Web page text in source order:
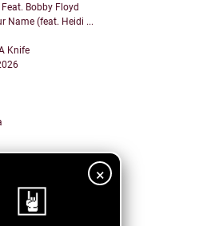
×
Bobby Floyd
Name (feat. Heidi ...
Knife